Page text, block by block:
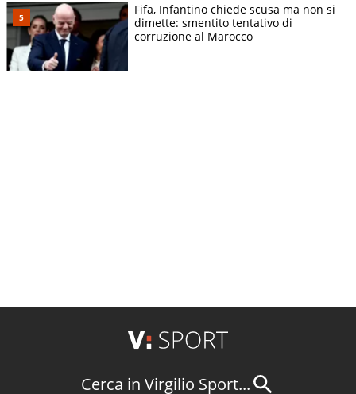
Fifa, Infantino chiede scusa ma non si
dimette: smentito tentativo di
corruzione al Marocco
Cerca in Virgilio Sport...